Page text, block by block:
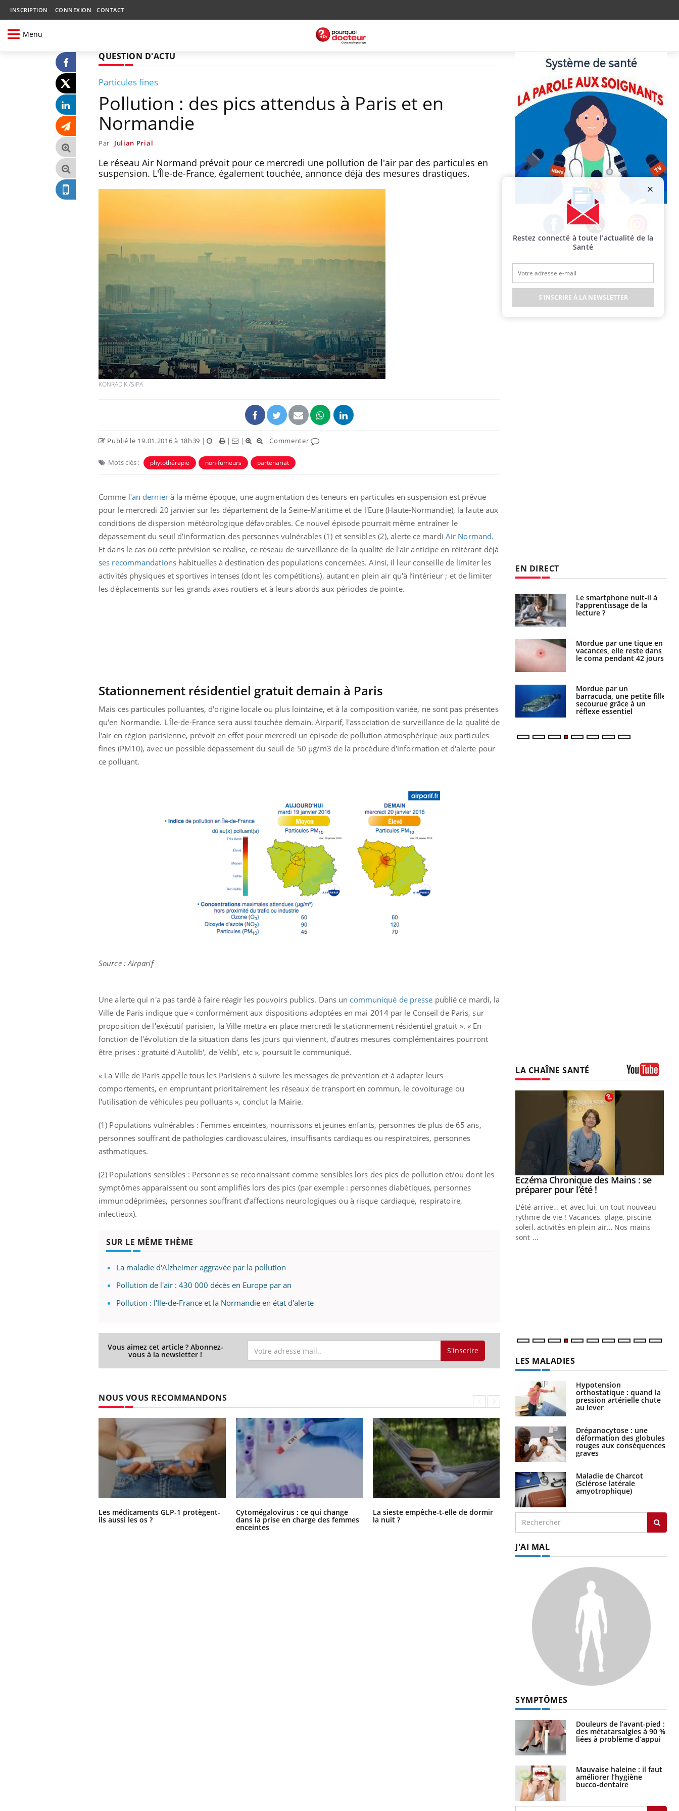
INSCRIPTION CONNEXION CONTACT
Menu
QUESTION D'ACTU
Particules fines
Pollution : des pics attendus à Paris et en
Normandie
Par Julian Prial
Le réseau Air Normand prévoit pour ce mercredi une pollution de l'air par des particules en
suspension. L'Île-de-France, également touchée, annonce déjà des mesures drastiques.
KONRAD K./SIPA
Publié le 19.01.2016 à 18h39 | | | | |Commenter
Mots clés : phytothérapie non-fumeurs partenariat
Comme l'an dernierà la même époque, une augmentation des teneurs en particules en suspension est prévue
pour le mercredi 20 janvier sur les département de la Seine-Maritime et de l'Eure (Haute-Normandie), la faute aux
conditions de dispersion météorologique défavorables. Ce nouvel épisode pourrait même entraîner le
dépassement du seuil d’information des personnes vulnérables (1) et sensibles (2), alerte ce mardi Air Normand.
Et dans le cas où cette prévision se réalise, ce réseau de surveillance de la qualité de l'air anticipe en réitérant déjà
ses recommandationshabituelles à destination des populations concernées. Ainsi, il leur conseille de limiter les
activités physiques et sportives intenses (dont les compétitions), autant en plein air qu'à l’intérieur ; et de limiter
les déplacements sur les grands axes routiers et à leurs abords aux périodes de pointe.
Stationnement résidentiel gratuit demain à Paris
Mais ces particules polluantes, d'origine locale ou plus lointaine, et à la composition variée, ne sont pas présentes
qu'en Normandie. L'Île-de-France sera aussi touchée demain. Airparif, l'association de surveillance de la qualité de
l'air en région parisienne, prévoit en effet pour mercredi un épisode de pollution atmosphérique aux particules
fines (PM10), avec un possible dépassement du seuil de 50 µg/m3 de la procédure d'information et d'alerte pour
ce polluant.
Source : Airparif
Une alerte qui n'a pas tardé à faire réagir les pouvoirs publics. Dans un communiqué de presse publié ce mardi, la
Ville de Paris indique que « conformément aux dispositions adoptées en mai 2014 par le Conseil de Paris, sur
proposition de l'exécutif parisien, la Ville mettra en place mercredi le stationnement résidentiel gratuit ». « En
fonction de l'évolution de la situation dans les jours qui viennent, d'autres mesures complémentaires pourront
être prises : gratuité d'Autolib', de Velib', etc », poursuit le communiqué.
« La Ville de Paris appelle tous les Parisiens à suivre les messages de prévention et à adapter leurs
comportements, en empruntant prioritairement les réseaux de transport en commun, le covoiturage ou
l'utilisation de véhicules peu polluants », conclut la Mairie.
(1) Populations vulnérables : Femmes enceintes, nourrissons et jeunes enfants, personnes de plus de 65 ans,
personnes souffrant de pathologies cardiovasculaires, insuffisants cardiaques ou respiratoires, personnes
asthmatiques.
(2) Populations sensibles : Personnes se reconnaissant comme sensibles lors des pics de pollution et/ou dont les
symptômes apparaissent ou sont amplifiés lors des pics (par exemple : personnes diabétiques, personnes
immunodéprimées, personnes souffrant d’affections neurologiques ou à risque cardiaque, respiratoire,
infectieux).
SUR LE MÊME THÈME
La maladie d'Alzheimer aggravée par la pollution
Pollution de l'air : 430 000 décès en Europe par an
Pollution : l'Ile-de-France et la Normandie en état d'alerte
Vous aimez cet article ? Abonnez-
vous à la newsletter ! S'inscrire
NOUS VOUS RECOMMANDONS
Les médicaments GLP-1 protègent-
ils aussi les os ?
Cytomégalovirus : ce qui change
dans la prise en charge des femmes
enceintes
La sieste empêche-t-elle de dormir
la nuit ?
VIH : la fin du comprimé tous les
jours se profile-t-elle enfin ?
Facebook Twitter Instagram
EN DIRECT
La sieste empêche-t-elle
de dormir la nuit ?
Fortes chaleurs :
pourquoi le risque de
Le smartphone nuit-il à
l'apprentissage de la
lecture ?
Mordue par une tique en
vacances, elle reste dans
le coma pendant 42 jours
Mordue par un
barracuda, une petite fille
secourue grâce à un
réflexe essentiel
LA CHAÎNE SANTÉ
Eczéma Chronique des Mains :
expliquer ma maladieYoutube
Il y a des sujets qui sont faciles à aborder...
d'autres non ! D'un côté, poser des
prévenirYoutube
Fatigue, irritabilité, brouillard mental ou
...
Youtube
Insuline & Charge mentale : et si on
osait en parler??Youtube
En 2026, l'insuline dans le diabète de type 2
Youtube
Eczéma Chronique des Mains : se
préparer pour l’été !Youtube
L'été arrive… et avec lui, un tout nouveau
rythme de vie ! Vacances, plage, piscine,
soleil, activités en plein air… Nos mains
sont ...
LES MALADIES
Hypotension
orthostatique : quand la
pression artérielle chute
au lever
Drépanocytose : une
déformation des globules
rouges aux conséquences
graves
Maladie de Charcot
(Sclérose latérale
amyotrophique)
J'AI MAL
SYMPTÔMES
Douleurs de l’avant-pied :
des métatarsalgies à 90 %
liées à problème d’appui
Mauvaise haleine : il faut
améliorer l’hygiène
bucco-dentaire
Restez connecté à toute l’actualité de la
Santé
S'INSCRIRE À LA NEWSLETTER